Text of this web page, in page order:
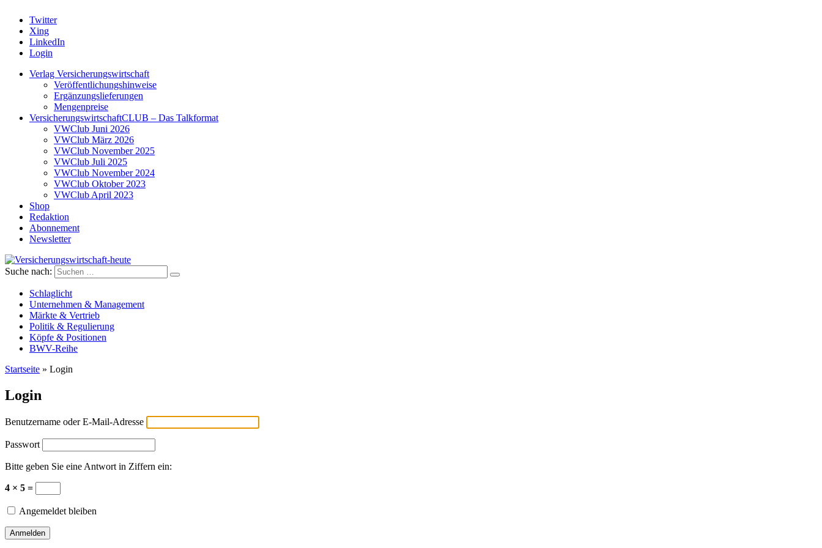
Twitter
Xing
LinkedIn
Login
Verlag Versicherungswirtschaft
Veröffentlichungshinweise
Ergänzungslieferungen
Mengenpreise
VersicherungswirtschaftCLUB – Das Talkformat
VWClub Juni 2026
VWClub März 2026
VWClub November 2025
VWClub Juli 2025
VWClub November 2024
VWClub Oktober 2023
VWClub April 2023
Shop
Redaktion
Abonnement
Newsletter
Versicherungswirtschaft-heute
Suche nach:
Schlaglicht
Unternehmen & Management
Märkte & Vertrieb
Politik & Regulierung
Köpfe & Positionen
BWV-Reihe
Startseite » Login
Login
Benutzername oder E-Mail-Adresse
Passwort
Bitte geben Sie eine Antwort in Ziffern ein:
4 × 5 =
Angemeldet bleiben